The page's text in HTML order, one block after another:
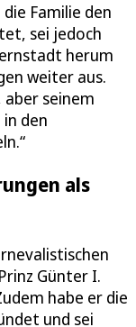
Familie den
sei jedoch
herum
weiter aus.
aber seinem
den
als
Günter I.
habe er die
und sei